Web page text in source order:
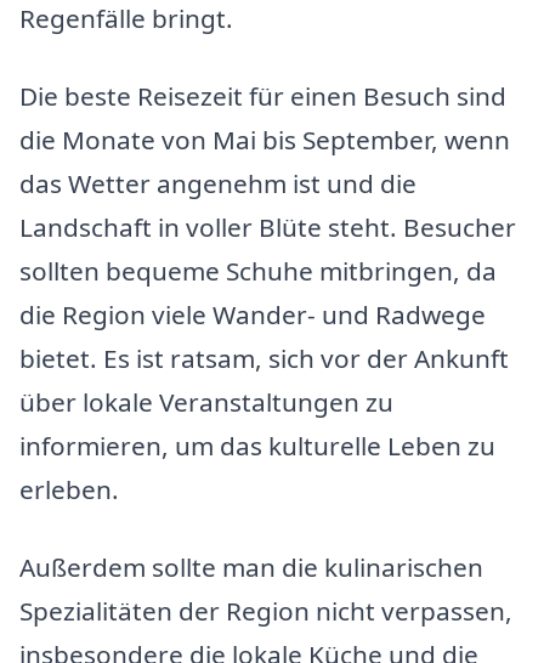
Regenfälle bringt.
Die beste Reisezeit für einen Besuch sind
die Monate von Mai bis September, wenn
das Wetter angenehm ist und die
Landschaft in voller Blüte steht. Besucher
sollten bequeme Schuhe mitbringen, da
die Region viele Wander- und Radwege
bietet. Es ist ratsam, sich vor der Ankunft
über lokale Veranstaltungen zu
informieren, um das kulturelle Leben zu
erleben.
Außerdem sollte man die kulinarischen
Spezialitäten der Region nicht verpassen,
insbesondere die lokale Küche und die